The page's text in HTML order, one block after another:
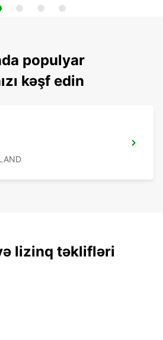
populyar
kəşf edin
lizinq təklifləri